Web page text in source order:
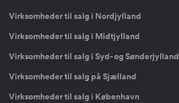
Virksomheder til salg i Nordjylland
Virksomheder til salg i Midtjylland
Virksomheder til salg i Syd- og Sønderjylland
Virksomheder til salg på Sjælland
Virksomheder til salg i København